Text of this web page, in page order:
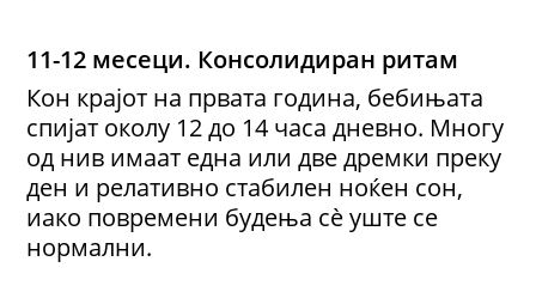
11-12 месеци. Консолидиран ритам
Кон крајот на првата година, бебињата
спијат околу 12 до 14 часа дневно. Многу
од нив имаат една или две дремки преку
ден и релативно стабилен ноќен сон,
иако повремени будења сè уште се
нормални.